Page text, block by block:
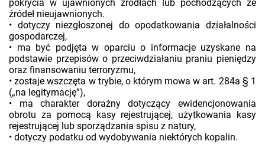
pokrycia w ujawnionych źródłach lub pochodzących ze
źródeł nieujawnionych.
• dotyczy niezgłoszonej do opodatkowania działalności
gospodarczej,
• ma być podjęta w oparciu o informacje uzyskane na
podstawie przepisów o przeciwdziałaniu praniu pieniędzy
oraz finansowaniu terroryzmu,
• zostaje wszczęta w trybie, o którym mowa w art. 284a § 1
(„na legitymację”),
• ma charakter doraźny dotyczący ewidencjonowania
obrotu za pomocą kasy rejestrującej, użytkowania kasy
rejestrującej lub sporządzania spisu z natury,
• dotyczy podatku od wydobywania niektórych kopalin.